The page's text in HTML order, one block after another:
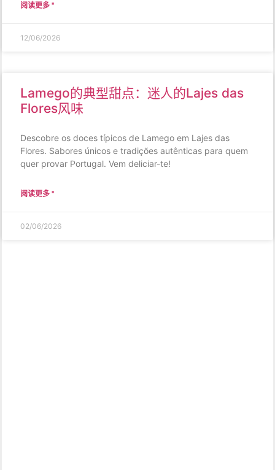
阅读更多 "
12/06/2026
Lamego的典型甜点：迷人的Lajes das
Flores风味
Descobre os doces típicos de Lamego em Lajes das
Flores. Sabores únicos e tradições autênticas para quem
quer provar Portugal. Vem deliciar-te!
阅读更多 "
02/06/2026